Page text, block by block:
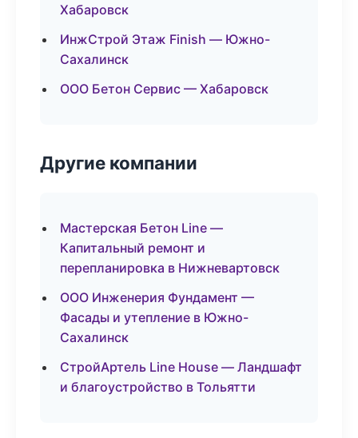
Хабаровск
ИнжСтрой Этаж Finish — Южно-
Сахалинск
ООО Бетон Сервис — Хабаровск
Другие компании
Мастерская Бетон Line —
Капитальный ремонт и
перепланировка в Нижневартовск
ООО Инженерия Фундамент —
Фасады и утепление в Южно-
Сахалинск
СтройАртель Line House — Ландшафт
и благоустройство в Тольятти